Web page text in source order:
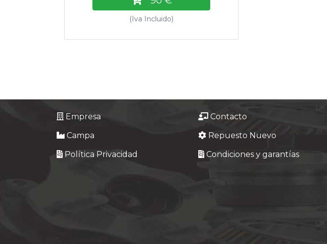
(Iva Incluido)
Empresa Contacto
Campa
Repuesto Nuevo
Política Privacidad
Condiciones y garantías